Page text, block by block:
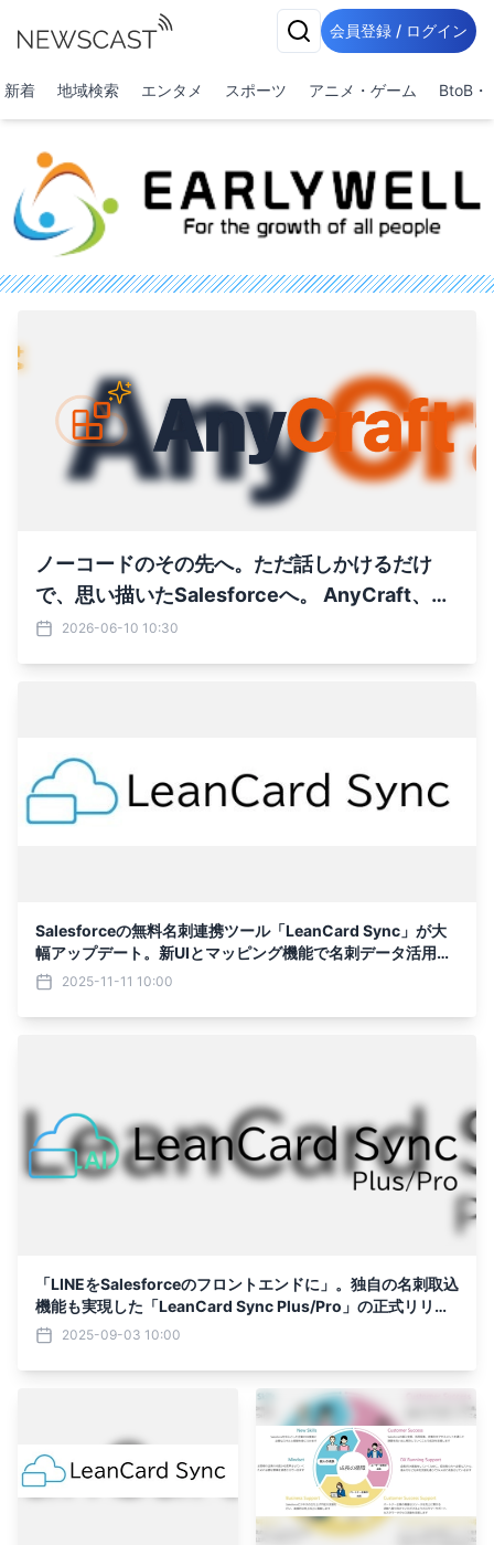
会員登録 / ログイン
新着 地域検索 エンタメ スポーツ アニメ・ゲーム BtoB・
ノーコードのその先へ。ただ話しかけるだけ
で、思い描いたSalesforceへ。 AnyCraft、モ
ニター企業10社を限定募集
2026-06-10 10:30
Salesforceの無料名刺連携ツール「LeanCard Sync」が大
幅アップデート。新UIとマッピング機能で名刺データ活用を
加速2025-11-11 10:00
「LINEをSalesforceのフロントエンドに」。独自の名刺取込
機能も実現した「LeanCard Sync Plus/Pro」の正式リリー
スに先駆け、モデルユーザーの募集を開始
2025-09-03 10:00